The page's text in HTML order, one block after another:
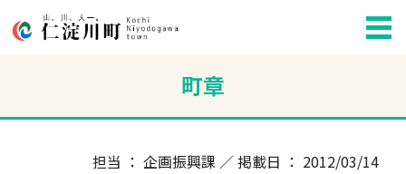
町章
担当 ： 企画振興課 ／ 掲載日 ： 2012/03/14